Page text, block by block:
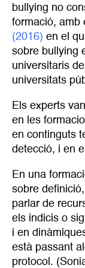
bullying no
formació, amb
(2016) en el
sobre bullying
universitaris
universitats
Els experts
en les
en continguts
detecció, i en
En una
sobre
parlar de
els indicis o
i en
està passant
protocol.